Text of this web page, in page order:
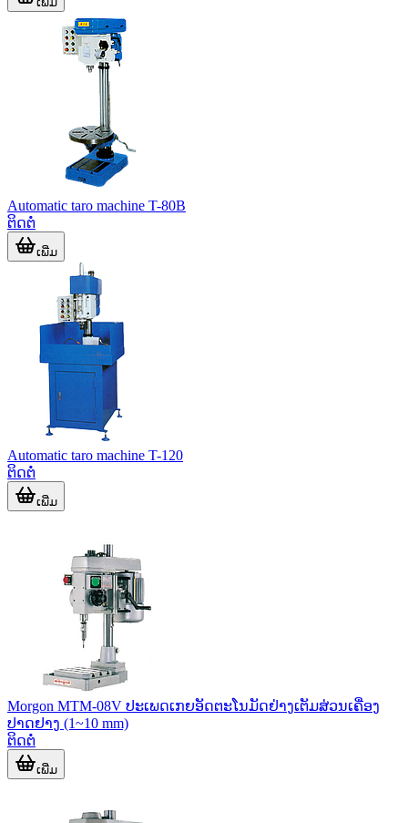
Automatic taro machine T-80B
ຕິດຕໍ່
ເພີ່ມ
Automatic taro machine T-120
ຕິດຕໍ່
ເພີ່ມ
Morgon MTM-08V ປະເພດເກຍອັດຕະໂນມັດຢ່າງເຕັມສ່ວນເຄື່ອງ
ປາດຢາງ (1~10 mm)
ຕິດຕໍ່
ເພີ່ມ